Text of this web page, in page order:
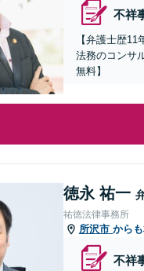
不祥
【弁護士歴
法務のコンサ
無料】
徳永 祐一
祐徳法律事務所
所沢市 から
不祥